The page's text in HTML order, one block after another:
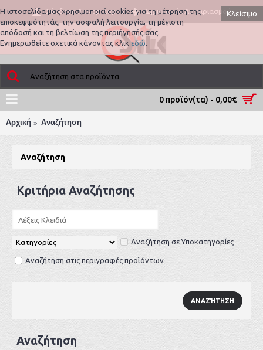
Σύνδεση Λογαριασμού Δημιουργία Λογαριασμού
0 προϊόν(τα) - 0,00€
Αρχική Αναζήτηση
Αναζήτηση
Κριτήρια Αναζήτησης
Αναζήτηση σε Υποκατηγορίες
Αναζήτηση στις περιγραφές προϊόντων
Αναζήτηση
Κλείσιμο
Η ιστοσελίδα μας χρησιμοποιεί cookies για τη μέτρηση της
επισκεψιμότητάς, την ασφαλή λειτουργία, τη μέγιστη
απόδοσή και τη βελτίωση της περιήγησής σας.
Ενημερωθείτε σχετικά κάνοντας κλικεδώ.